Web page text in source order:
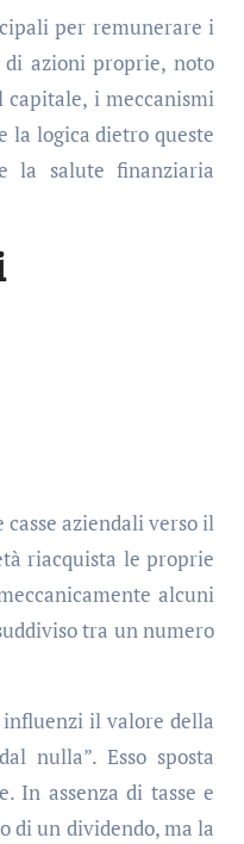
azioni proprie, noto
capitale, i meccanismi
la logica dietro queste
la salute finanziaria
aziendali verso il
riacquista le proprie
alcuni
tra un numero
il valore della
nulla”. Esso sposta
In assenza di tasse e
di un dividendo, ma la